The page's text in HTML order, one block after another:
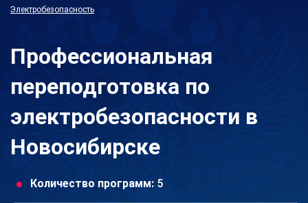
Электробезопасность
Профессиональная
переподготовка по
электробезопасности в
Новосибирске
Количество программ: 5